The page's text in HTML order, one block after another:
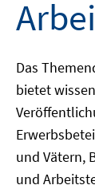
Das
bietet
und Vätern,
und